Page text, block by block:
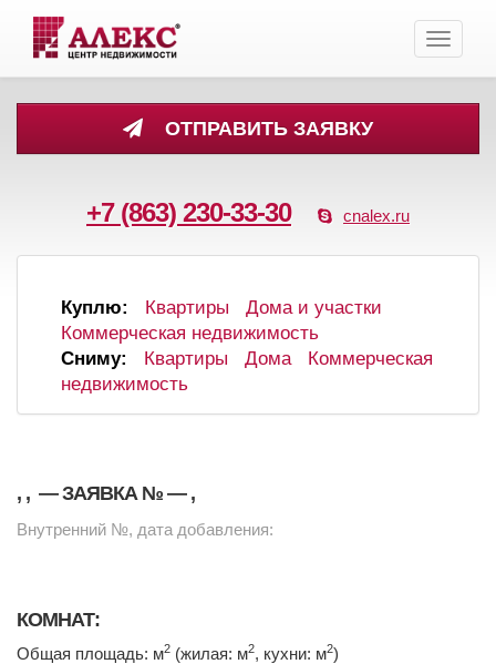
ОТПРАВИТЬ ЗАЯВКУ
+7 (863) 230-33-30 cnalex.ru
Toggle
Куплю: Квартиры
Дома и участки
Коммерческая недвижимость
Сниму:
Квартиры Дома
Коммерческая
недвижимость
, , — ЗАЯВКА № — ,
Внутренний №, дата добавления:
КОМНАТ:
Общая площадь: м2 (жилая: м2, кухни: м2)